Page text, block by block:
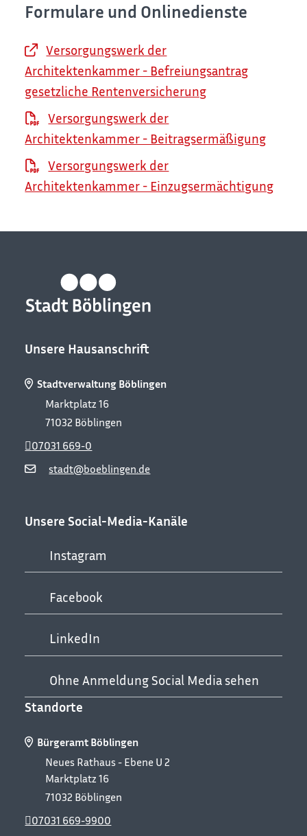
Formulare und Onlinedienste
Versorgungswerk der
Architektenkammer - Befreiungsantrag
gesetzliche Rentenversicherung
Versorgungswerk der
Architektenkammer - Beitragsermäßigung
Versorgungswerk der
Architektenkammer - Einzugsermächtigung
Unsere Hausanschrift
Stadtverwaltung Böblingen
Marktplatz 16
71032 Böblingen
stadt@boeblingen.de
07031 669-0
Unsere Social-Media-Kanäle
Instagram
Facebook
LinkedIn
Ohne Anmeldung Social Media sehen
Standorte
Bürgeramt Böblingen
Neues Rathaus - Ebene U 2
Marktplatz 16
71032 Böblingen
07031 669-9900